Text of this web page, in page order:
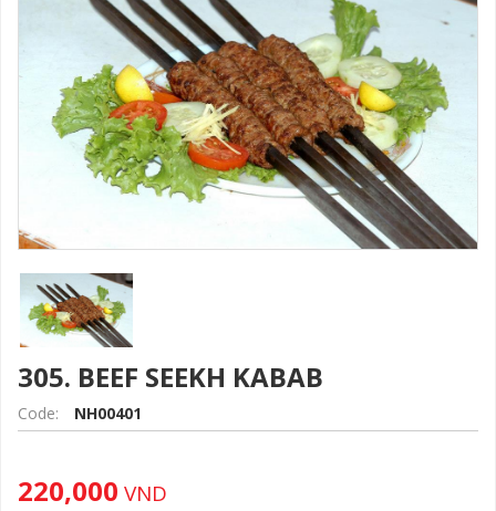
305. BEEF SEEKH KABAB
Code: NH00401
220,000 VND